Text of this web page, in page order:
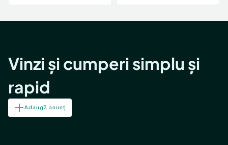
Vinzi și cumperi simplu și
rapid
Adaugă anunț